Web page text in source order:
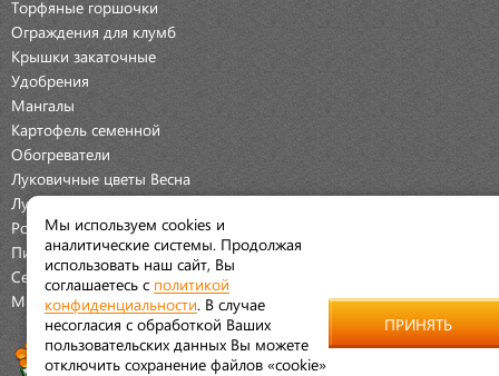
Торфяные горшочки
Ограждения для клумб
Крышки закаточные
Удобрения
Мангалы
Картофель семенной
Обогреватели
Луковичные цветы Весна
Луковичные цветы Осень
Розы
Пионы
Семена Овощей
Мраморная крошка
Мы используем cookies и
аналитические системы. Продолжая
использовать наш сайт, Вы
соглашаетесь с политикой
конфиденциальности . В случае
несогласия с обработкой Ваших
пользовательских данных Вы можете
отключить сохранение файлов «cookie»
ПРИНЯТЬ